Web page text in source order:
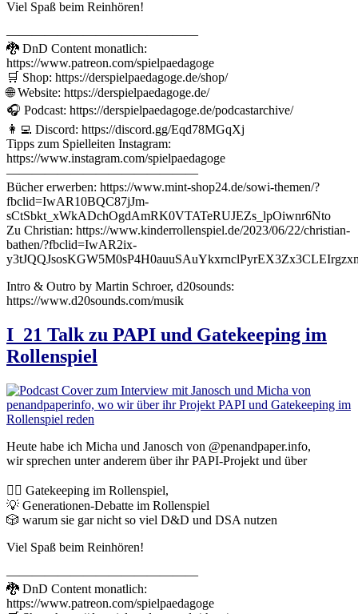
Viel Spaß beim Reinhören!
———————————————
🐉 DnD Content monatlich:
https://www.patreon.com/spielpaedagoge
🛒 Shop: https://derspielpaedagoge.de/shop/
🌐 Website: https://derspielpaedagoge.de/
🎧 Podcast: https://derspielpaedagoge.de/podcastarchive/
👩‍💻 Discord: https://discord.gg/Eqd78MGqXj
Tipps zum Spielleiten Instagram:
https://www.instagram.com/spielpaedagoge
———————————————
Bücher erwerben: https://www.mint-shop24.de/sowi-themen/?
fbclid=IwAR10BQC87jJm-
sCtSbkt_xWkADchOgdAmRK0VTATeRUJEZs_lpOiwnr6Nto
Zu Christian: https://www.kinderrollenspiel.de/2023/06/22/christian-
bathen/?fbclid=IwAR2ix-
Intro & Outro by Martin Schroer, d20sounds:
https://www.d20sounds.com/musik
I_21 Talk zu PAPI und Gatekeeping im
Rollenspiel
Heute habe ich Micha und Janosch von @penandpaper.info,
wir sprechen unter anderem über ihr PAPI-Projekt und über
🧙‍♀️ Gatekeeping im Rollenspiel,
💡 Generationen-Debatte im Rollenspiel
🎲 warum sie gar nicht so viel D&D und DSA nutzen
Viel Spaß beim Reinhören!
———————————————
🐉 DnD Content monatlich:
https://www.patreon.com/spielpaedagoge